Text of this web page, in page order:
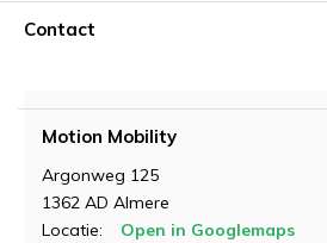
Contact
Motion Mobility
Argonweg 125
1362 AD Almere
Locatie:
Open in Googlemaps
Demonstratie